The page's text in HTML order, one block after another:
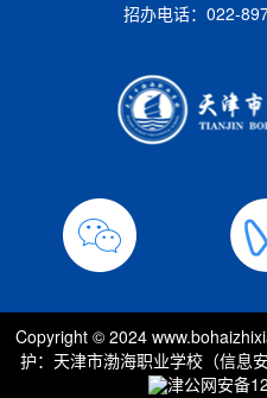
招办电话：022-
Copyright © 2024
护：天津市渤海职业学校（信息
津公网安备